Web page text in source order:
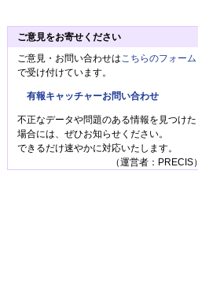
ご意見をお寄せください
ご意見・お問い合わせは こちらのフォーム
で受け付けています。
有報キャッチャーお問い合わせ
不正なデータや問題のある情報を見つけた
場合には、ぜひお知らせください。
できるだけ速やかに対応いたします。
（運営者：PRECIS）